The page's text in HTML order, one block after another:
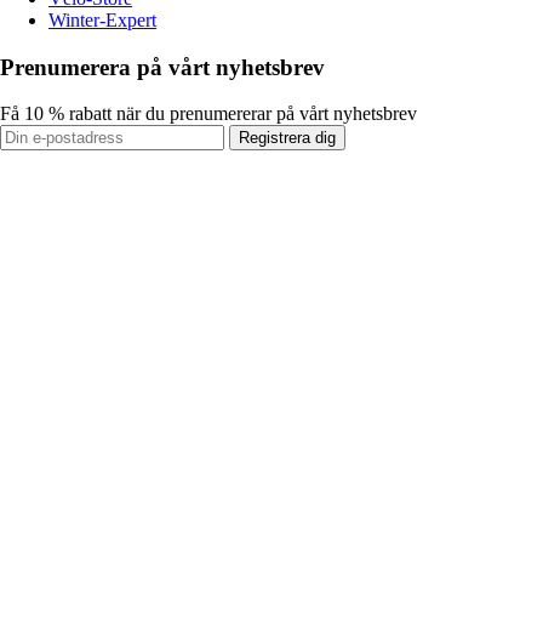
Winter-Expert
Prenumerera på vårt nyhetsbrev
Få 10 % rabatt när du prenumererar på vårt nyhetsbrev
Registrera dig